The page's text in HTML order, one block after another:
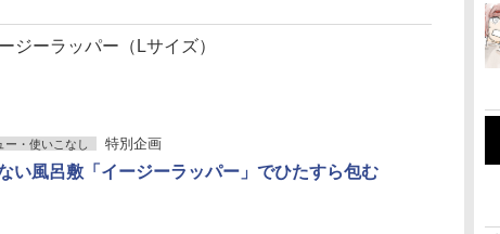
ジーラッパー（Lサイズ）
ー・使いこなし 特別企画
い風呂敷「イージーラッパー」でひたすら包む